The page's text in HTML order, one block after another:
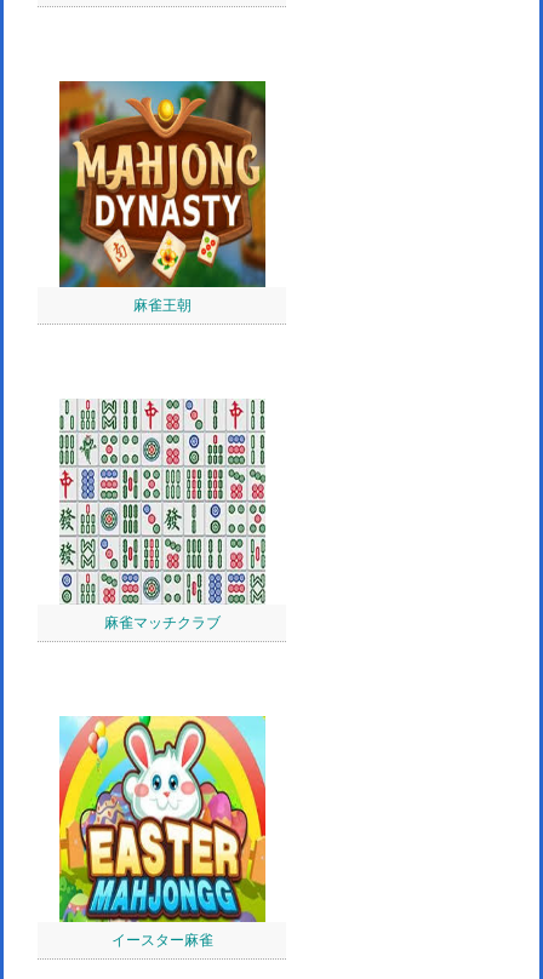
麻雀王朝
麻雀マッチクラブ
イースター麻雀